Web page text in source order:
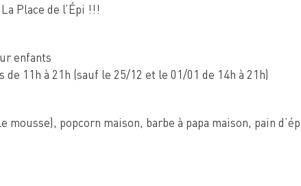
Place de l’Épi !!!
enfants
11h à 21h (sauf le 25/12 et le 01/01 de 14h à 21h)
popcorn maison, barbe à papa maison, pain